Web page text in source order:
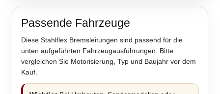
Passende Fahrzeuge
Diese Stahlflex Bremsleitungen sind passend für die
unten aufgeführten Fahrzeugausführungen. Bitte
vergleichen Sie Motorisierung, Typ und Baujahr vor dem
Kauf.